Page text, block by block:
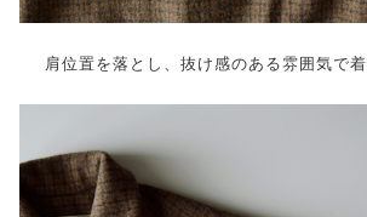
肩位置を落とし、抜け感のある雰囲気で着